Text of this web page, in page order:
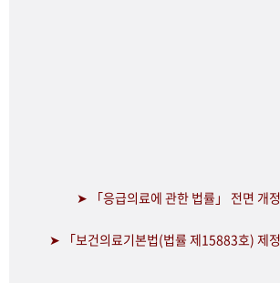
➤ 「응급의료에 관한 법률」 전면 개정
➤ 「보건의료기본법(법률 제15883호) 제정